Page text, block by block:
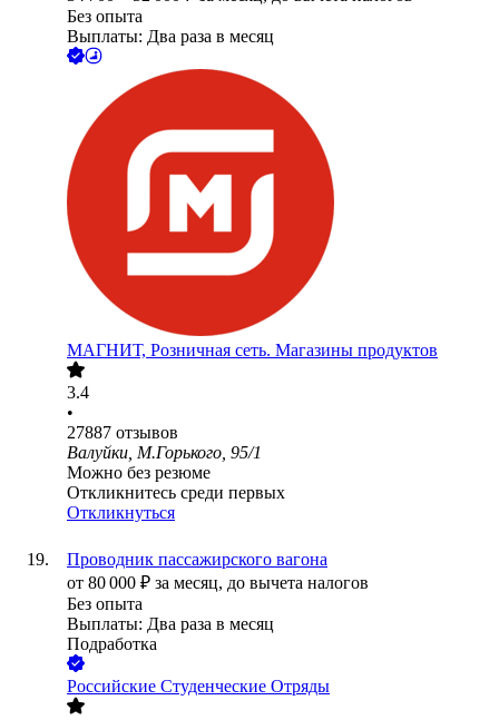
Без опыта
Выплаты: Два раза в месяц
МАГНИТ, Розничная сеть. Магазины продуктов
3.4
•
27887 отзывов
Валуйки, М.Горького, 95/1
Можно без резюме
Откликнитесь среди первых
Откликнуться
Проводник пассажирского вагона
от 80 000 ₽ за месяц, до вычета налогов
Без опыта
Выплаты: Два раза в месяц
Подработка
Российские Студенческие Отряды